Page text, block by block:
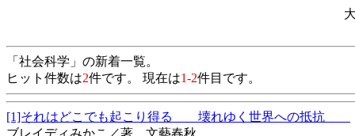
「社会科学」の新着一覧。
ヒット件数は2件です。 現在は1-2件目です。
[1]それはどこでも起こり得る 壊れゆく世界への抵抗
ブレイディみかこ／著 文藝春秋